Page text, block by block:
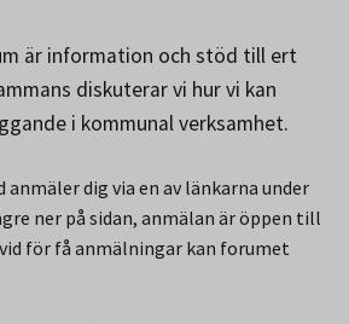
är information och stöd till ert
diskuterar vi hur vi kan
i kommunal verksamhet.
anmäler dig via en av länkarna under
ner på sidan, anmälan är öppen till
för få anmälningar kan forumet